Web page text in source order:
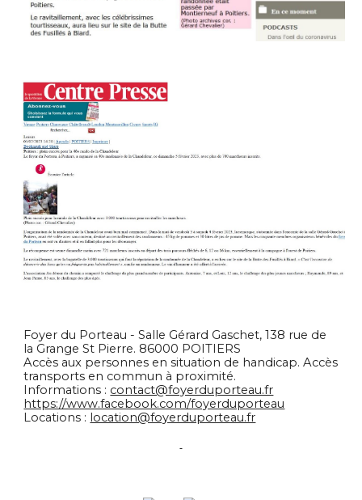
Foyer du Porteau - Salle Gérard Gaschet, 138 rue de
la Grange St Pierre. 86000 POITIERS
Accès aux personnes en situation de handicap. Accès
transports en commun à proximité.
Informations : contact@foyerduporteau.fr
https://www.facebook.com/foyerduporteau
Locations : location@foyerduporteau.fr